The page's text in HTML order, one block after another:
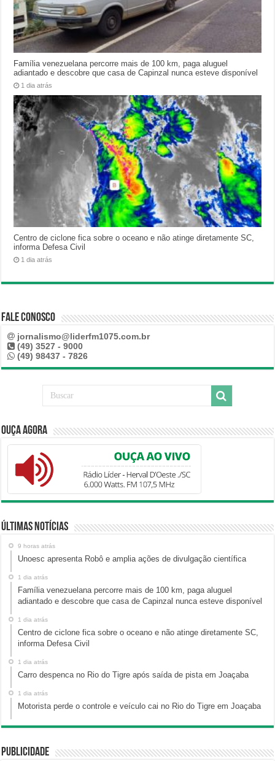
Família venezuelana percorre mais de 100 km, paga aluguel
adiantado e descobre que casa de Capinzal nunca esteve disponível
1 dia atrás
Centro de ciclone fica sobre o oceano e não atinge diretamente SC,
informa Defesa Civil
1 dia atrás
Fale Conosco
jornalismo@liderfm1075.com.br
(49) 3527 - 9000
(49) 98437 - 7826
Ouça Agora
Últimas Notícias
9 horas atrás
Unoesc apresenta Robô e amplia ações de divulgação científica
1 dia atrás
Família venezuelana percorre mais de 100 km, paga aluguel
adiantado e descobre que casa de Capinzal nunca esteve disponível
1 dia atrás
Centro de ciclone fica sobre o oceano e não atinge diretamente SC,
informa Defesa Civil
1 dia atrás
Carro despenca no Rio do Tigre após saída de pista em Joaçaba
1 dia atrás
Motorista perde o controle e veículo cai no Rio do Tigre em Joaçaba
Publicidade